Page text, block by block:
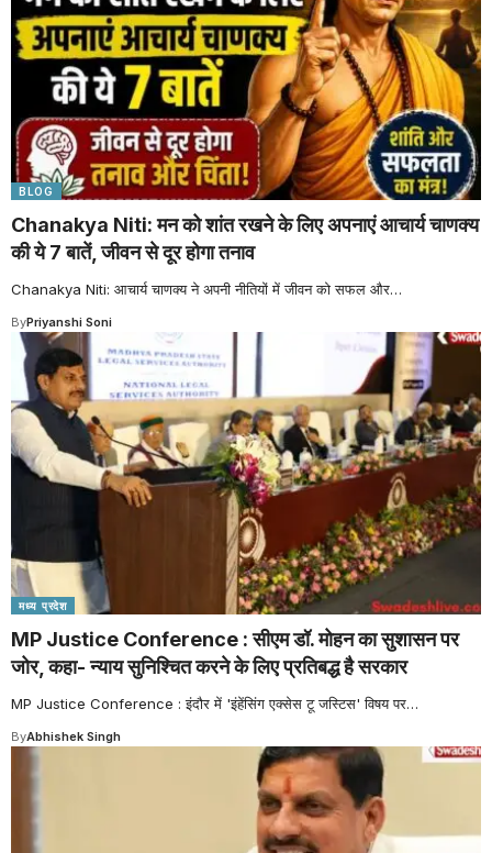
BLOG
Chanakya Niti: मन को शांत रखने के लिए अपनाएं आचार्य चाणक्य
की ये 7 बातें, जीवन से दूर होगा तनाव
Chanakya Niti: आचार्य चाणक्य ने अपनी नीतियों में जीवन को सफल और…
ByPriyanshi Soni
मध्य प्रदेश
MP Justice Conference : सीएम डॉ. मोहन का सुशासन पर
जोर, कहा- न्याय सुनिश्चित करने के लिए प्रतिबद्ध है सरकार
MP Justice Conference : इंदौर में 'इंहेंसिंग एक्सेस टू जस्टिस' विषय पर…
ByAbhishek Singh